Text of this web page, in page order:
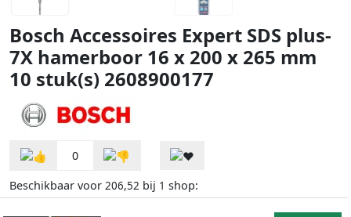
Bosch Accessoires Expert SDS plus-
7X hamerboor 16 x 200 x 265 mm
10 stuk(s) 2608900177
0
Beschikbaar voor 206,52 bij 1 shop: